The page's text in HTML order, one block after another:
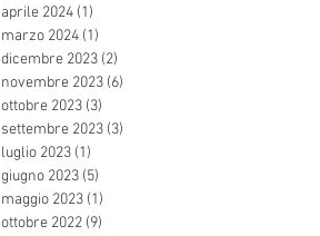
aprile 2024 (1)
marzo 2024 (1)
dicembre 2023 (2)
novembre 2023 (6)
ottobre 2023 (3)
settembre 2023 (3)
luglio 2023 (1)
giugno 2023 (5)
maggio 2023 (1)
ottobre 2022 (9)